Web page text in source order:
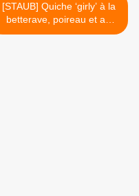
[STAUB] Quiche ‘girly’ à la
betterave, poireau et au
chèvre >